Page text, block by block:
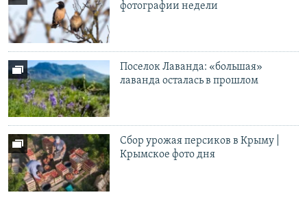
фотографии недели
Поселок Лаванда: «большая»
лаванда осталась в прошлом
Сбор урожая персиков в Крыму |
Крымское фото дня